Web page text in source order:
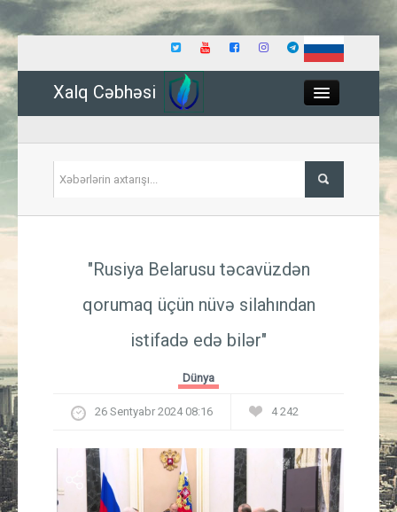
Xalq Cəbhəsi
İqtisadiyyat
Güney Azərbaycan
Mədəniyyət
Müsahibə
"Rusiya Belarusu təcavüzdən
qorumaq üçün nüvə silahından
istifadə edə bilər"
Dünya
26 Sentyabr 2024 08:16 4 242